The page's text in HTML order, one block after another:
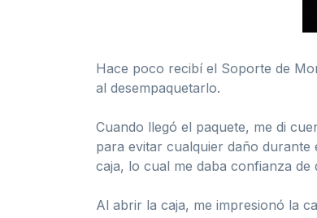
Hace poco recibí el Soporte de
al desempaquetarlo.
Cuando llegó el paquete, me di
para evitar cualquier daño
caja, lo cual me daba confianza
Al abrir la caja, me impresionó la